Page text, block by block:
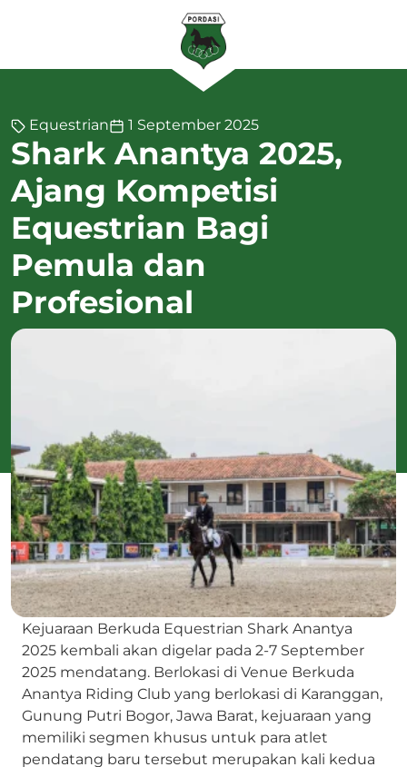
Equestrian 1 September 2025
Shark Anantya 2025,
Ajang Kompetisi
Equestrian Bagi
Pemula dan
Profesional
Kejuaraan Berkuda Equestrian Shark Anantya
2025 kembali akan digelar pada 2-7 September
2025 mendatang. Berlokasi di Venue Berkuda
Anantya Riding Club yang berlokasi di Karanggan,
Gunung Putri Bogor, Jawa Barat, kejuaraan yang
memiliki segmen khusus untuk para atlet
pendatang baru tersebut merupakan kali kedua